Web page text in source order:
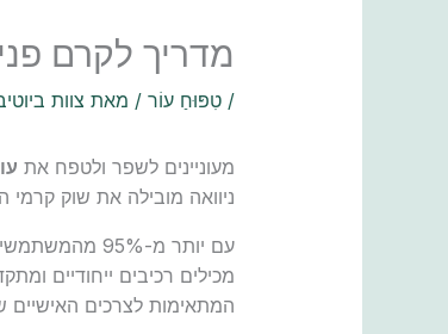
מדריך לקרם
/ טִפּוּחַ עוֹר/ מאת צוות
מעוניינים לשפר ולטפח את
ניוואה מובילה את שוק
עם יותר מ-95% מהמשתמשים מרוצים מתוצאות השימוש, אין ספק שהם מצליחים לספק לעור
מכילים רכיבים ייחודיים
המתאימות לצרכים האישיים